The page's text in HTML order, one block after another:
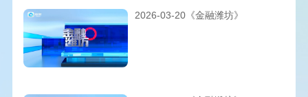
2026-03-20《金融潍坊》